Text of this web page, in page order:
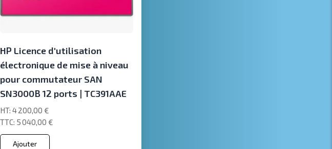
HP Licence d'utilisation
électronique de mise à niveau
pour commutateur SAN
SN3000B 12 ports | TC391AAE
5 040,00 €
4 200,00 €
Ajouter